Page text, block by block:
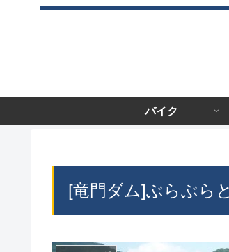
バイク
[竜門ダム]ぶらぶら